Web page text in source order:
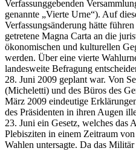
Verfassunggebenden
genannte „Vierte Urne“). Auf
Verfassungsänderung hätte
getretene Magna Carta an die
ökonomischen und kulturellen
werden. Über eine vierte
landesweite Befragung
28. Juni 2009 geplant war. Von
(Micheletti) und des Büros des
März 2009 eindeutige
des Präsidenten in ihren Augen
23. Juni ein Gesetz, welches das
Plebisziten in einem Zeitraum
Wahlen untersagte. Da das